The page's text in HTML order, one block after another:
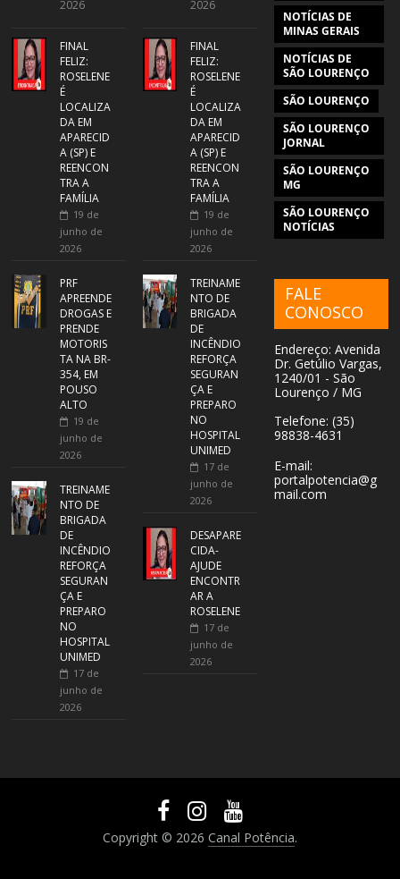
2026
FINAL
FELIZ:
ROSELENE
É
LOCALIZA
DA EM
APARECID
A (SP) E
REENCON
TRA A
FAMÍLIA
19 de
junho de
2026
PRF
APREENDE
DROGAS E
PRENDE
MOTORIS
TA NA BR-
354, EM
POUSO
ALTO
19 de
junho de
2026
TREINAME
NTO DE
BRIGADA
DE
INCÊNDIO
REFORÇA
SEGURAN
ÇA E
PREPARO
NO
HOSPITAL
UNIMED
17 de
junho de
2026
2026
FINAL
FELIZ:
ROSELENE
É
LOCALIZA
DA EM
APARECID
A (SP) E
REENCON
TRA A
FAMÍLIA
19 de
junho de
2026
TREINAME
NTO DE
BRIGADA
DE
INCÊNDIO
REFORÇA
SEGURAN
ÇA E
PREPARO
NO
HOSPITAL
UNIMED
17 de
junho de
2026
DESAPARE
CIDA-
AJUDE
ENCONTR
AR A
ROSELENE
17 de
junho de
2026
NOTÍCIAS DE
MINAS GERAIS
NOTÍCIAS DE
SÃO LOURENÇO
SÃO LOURENÇO
SÃO LOURENÇO
JORNAL
SÃO LOURENÇO
MG
SÃO LOURENÇO
NOTÍCIAS
FALE
CONOSCO
Endereço: Avenida
Dr. Getúlio Vargas,
1240/01 - São
Lourenço / MG
Telefone: (35)
98838-4631
E-mail:
portalpotencia@g
mail.com
Copyright © 2026 Canal Potência.